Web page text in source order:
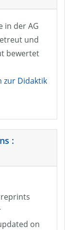
in der AG
und
bewertet
zur Didaktik
:
on